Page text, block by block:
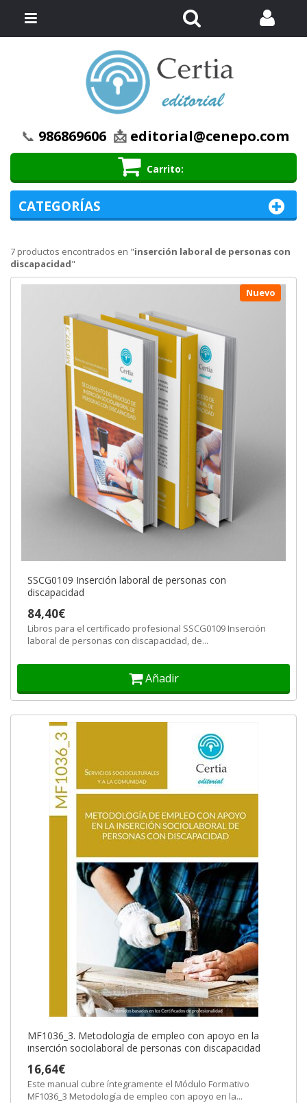
📞 986869606 📩 editorial@cenepo.com
Carrito
Menú
7 productos encontrados en "inserción laboral de personas con
discapacidad"
SSCG0109 Inserción laboral de personas con
discapacidad
Nuevo
84,40€
Libros para el certificado profesional SSCG0109 Inserción
laboral de personas con discapacidad, de...
Añadir
MF1036_3. Metodología de empleo con apoyo en la
inserción sociolaboral de personas con discapacidad
16,64€
Este manual cubre íntegramente el Módulo Formativo
MF1036_3 Metodología de empleo con apoyo en la...
CATEGORÍAS